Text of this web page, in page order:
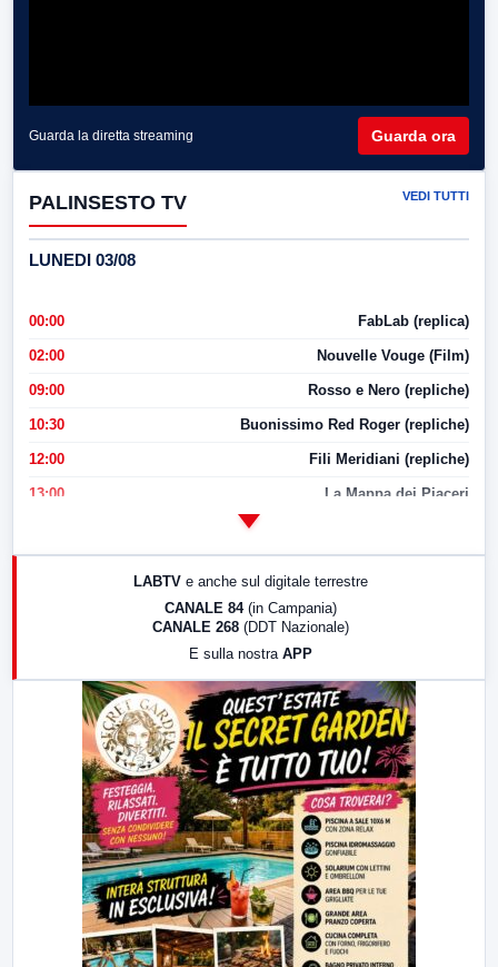
Guarda la diretta streaming Guarda ora
PALINSESTO TV VEDI TUTTI
LUNEDI 03/08
00:00 FabLab (replica)
02:00 Nouvelle Vouge (Film)
09:00 Rosso e Nero (repliche)
10:30 Buonissimo Red Roger (repliche)
12:00 Fili Meridiani (repliche)
13:00 La Mappa dei Piaceri
17:00 LabNews (replica)
LabNews (replica)
LABTV e anche sul digitale terrestre
CANALE 84 (in Campania)
CANALE 268 (DDT Nazionale)
E sulla nostra APP